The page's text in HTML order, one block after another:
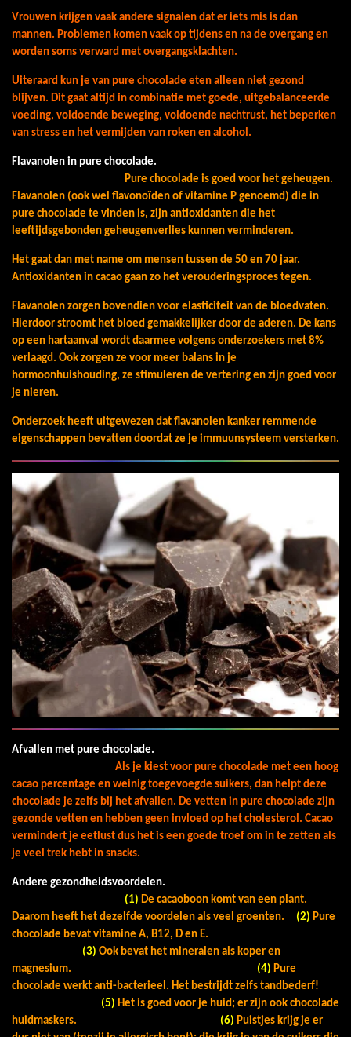
Vrouwen krijgen vaak andere signalen dat er iets mis is dan
mannen. Problemen komen vaak op tijdens en na de overgang en
worden soms verward met overgangsklachten.
Uiteraard kun je van pure chocolade eten alleen niet gezond
blijven. Dit gaat altijd in combinatie met goede, uitgebalanceerde
voeding, voldoende beweging, voldoende nachtrust, het beperken
van stress en het vermijden van roken en alcohol.
Flavanolen in pure chocolade.
Pure chocolade is goed voor het geheugen.
Flavanolen (ook wel flavonoïden of vitamine P genoemd) die in
pure chocolade te vinden is, zijn antioxidanten die het
leeftijdsgebonden geheugenverlies kunnen verminderen.
Het gaat dan met name om mensen tussen de 50 en 70 jaar.
Antioxidanten in cacao gaan zo het verouderingsproces tegen.
Flavanolen zorgen bovendien voor elasticiteit van de bloedvaten.
Hierdoor stroomt het bloed gemakkelijker door de aderen. De kans
op een hartaanval wordt daarmee volgens onderzoekers met 8%
verlaagd. Ook zorgen ze voor meer balans in je
hormoonhuishouding, ze stimuleren de vertering en zijn goed voor
je nieren.
Onderzoek heeft uitgewezen dat flavanolen kanker remmende
eigenschappen bevatten doordat ze je immuunsysteem versterken.
Afvallen met pure chocolade.
Als je kiest voor pure chocolade met een hoog
cacao percentage en weinig toegevoegde suikers, dan helpt deze
chocolade je zelfs bij het afvallen. De vetten in pure chocolade zijn
gezonde vetten en hebben geen invloed op het cholesterol. Cacao
vermindert je eetlust dus het is een goede troef om in te zetten als
je veel trek hebt in snacks.
Andere gezondheidsvoordelen.
(1) De cacaoboon komt van een plant.
Daarom heeft het dezelfde voordelen als veel groenten. (2) Pure
chocolade bevat vitamine A, B12, D en E.
(3) Ook bevat het mineralen als koper en
magnesium. (4) Pure
chocolade werkt anti-bacterieel. Het bestrijdt zelfs tandbederf!
(5) Het is goed voor je huid; er zijn ook chocolade
huidmaskers. (6) Puistjes krijg je er